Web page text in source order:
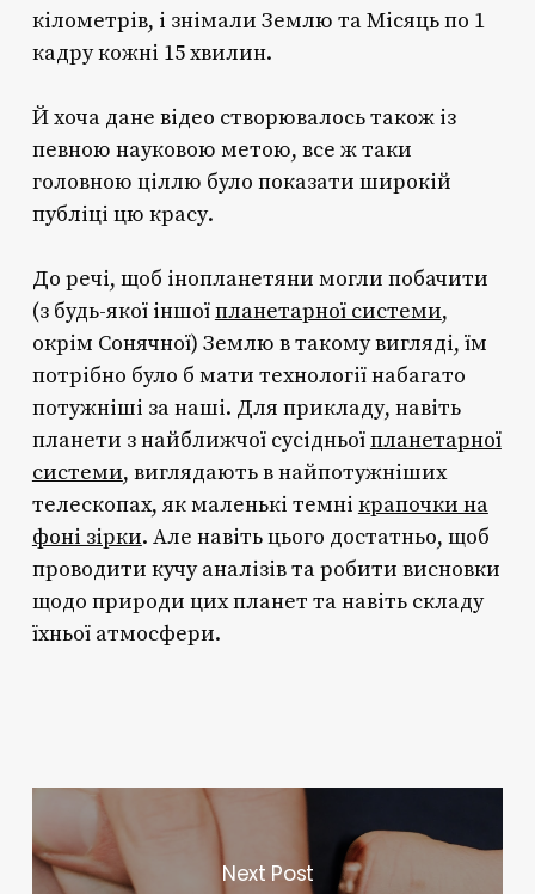
кілометрів, і знімали Землю та Місяць по 1
кадру кожні 15 хвилин.
Й хоча дане відео створювалось також із
певною науковою метою, все ж таки
головною ціллю було показати широкій
публіці цю красу.
До речі, щоб інопланетяни могли побачити
(з будь-якої іншоїпланетарної системи,
окрім Сонячної) Землю в такому вигляді, їм
потрібно було б мати технології набагато
потужніші за наші. Для прикладу, навіть
планети з найближчої сусідньоїпланетарної
системи, виглядають в найпотужніших
телескопах, як маленькі темні крапочки на
фоні зірки. Але навіть цього достатньо, щоб
проводити кучу аналізів та робити висновки
щодо природи цих планет та навіть складу
їхньої атмосфери.
Next Post